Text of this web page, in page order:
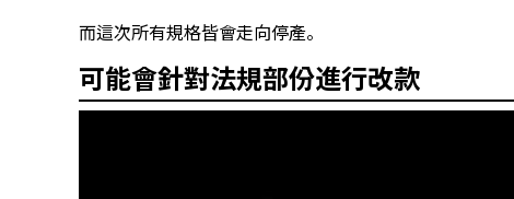
而這次所有規格皆會走向停產。
可能會針對法規部份進行改款